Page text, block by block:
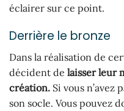
éclairer sur ce point.
Derrière le bronze
Dans la réalisation de
décident de laisser leur
création. Si vous n’avez
son socle. Vous pouvez